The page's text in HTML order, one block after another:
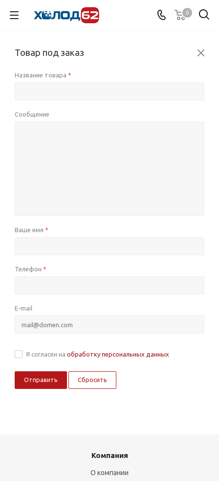
0
Товар под заказ
Название товара *
Сообщение
Ваше имя *
Телефон *
E-mail
Я согласен на обработку персональных данных
Сбросить
Компания
О компании